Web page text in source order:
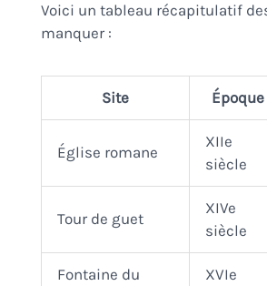
Voici un tableau récapitulatif
manquer :
Site Époque
Église romane
XIIe
siècle
Tour de guet
XIVe
siècle
Fontaine du
XVIe